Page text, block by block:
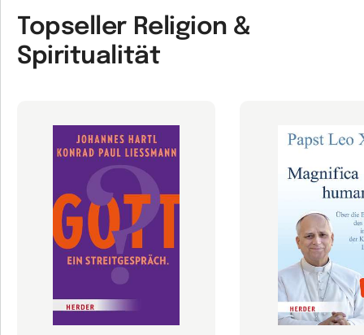
Topseller Religion &
Spiritualität